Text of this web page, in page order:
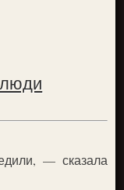
— сказала